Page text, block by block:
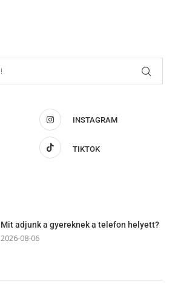
INSTAGRAM
TIKTOK
Mit adjunk a gyereknek a telefon helyett?
2026-08-06